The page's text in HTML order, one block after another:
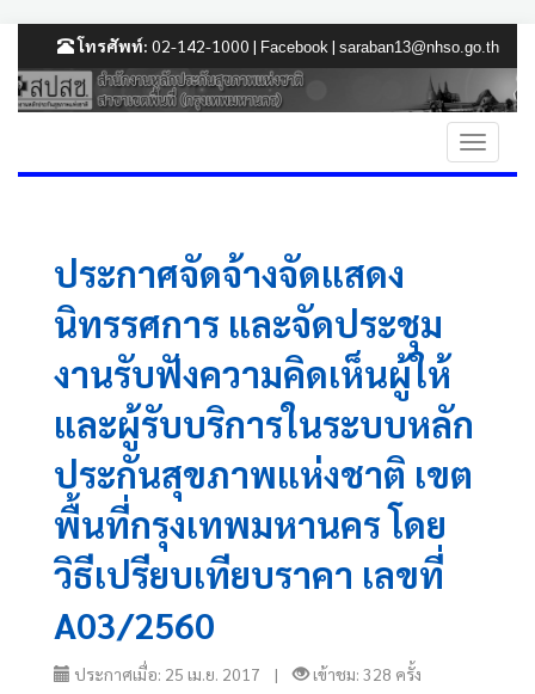
โทรศัพท์: 02-142-1000 | Facebook | saraban13@nhso.go.th
ประกาศจัดจ้างจัดแสดง
นิทรรศการ และจัดประชุม
งานรับฟังความคิดเห็นผู้ให้
และผู้รับบริการในระบบหลัก
ประกันสุขภาพแห่งชาติ เขต
พื้นที่กรุงเทพมหานคร โดย
วิธีเปรียบเทียบราคา เลขที่
A03/2560
ประกาศเมื่อ: 25 เม.ย. 2017 | เข้าชม: 328 ครั้ง